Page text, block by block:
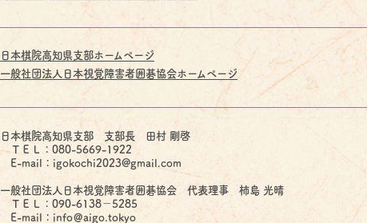
日本棋院高知県支部ホームページ
一般社団法人日本視覚障害者囲碁協会ホームページ
日本棋院高知県支部 支部長 田村 剛啓
ＴＥＬ：080-5669-1922
E-mail：igokochi2023@gmail.com
一般社団法人日本視覚障害者囲碁協会 代表理事 柿島 光晴
ＴＥＬ：090-6138－5285
E-mail：info＠aigo.tokyo